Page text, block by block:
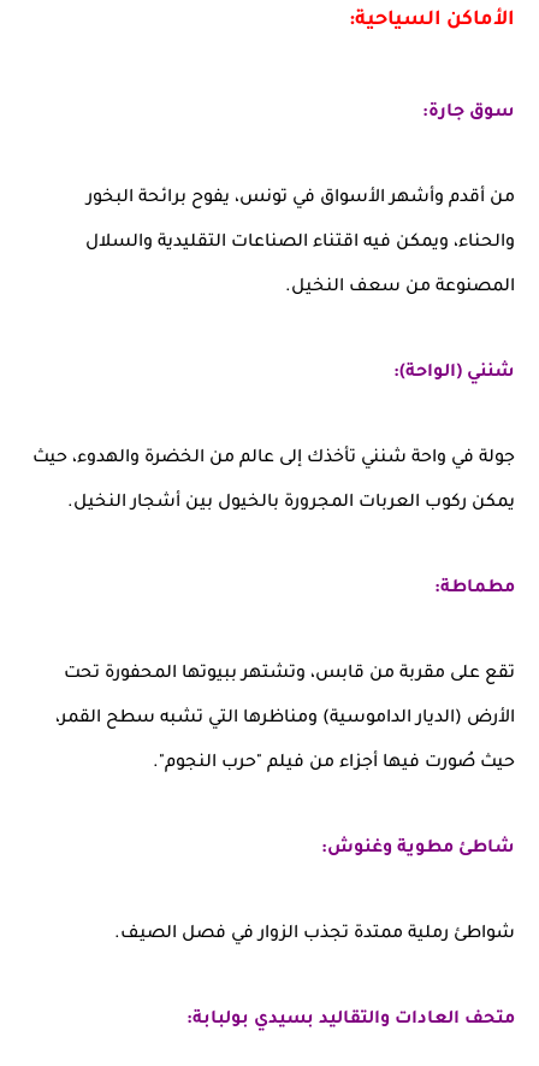
الأماكن السياحية:
سوق جارة:
من أقدم وأشهر الأسواق في تونس، يفوح برائحة البخور
والحناء، ويمكن فيه اقتناء الصناعات التقليدية والسلال
المصنوعة من سعف النخيل.
شنني (الواحة):
جولة في واحة شنني تأخذك إلى عالم من الخضرة والهدوء، حيث
يمكن ركوب العربات المجرورة بالخيول بين أشجار النخيل.
مطماطة:
تقع على مقربة من قابس، وتشتهر ببيوتها المحفورة تحت
الأرض (الديار الداموسية) ومناظرها التي تشبه سطح القمر،
حيث صُورت فيها أجزاء من فيلم "حرب النجوم".
شاطئ مطوية وغنوش:
شواطئ رملية ممتدة تجذب الزوار في فصل الصيف.
متحف العادات والتقاليد بسيدي بولبابة: